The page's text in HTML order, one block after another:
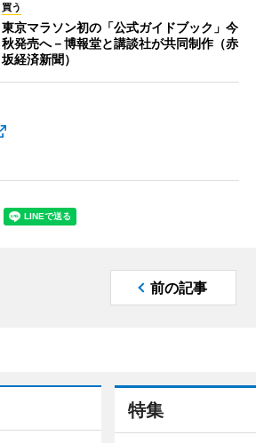
買う
東京マラソン初の「公式ガイドブック」今
秋発売へ－博報堂と講談社が共同制作（赤
坂経済新聞）
前の記事
特集